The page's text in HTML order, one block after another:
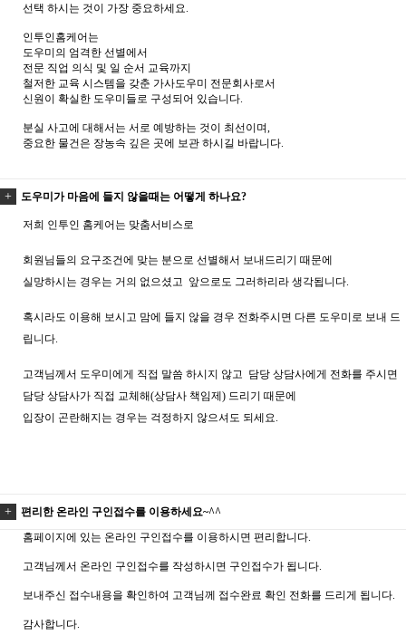
선택 하시는 것이 가장 중요하세요.
인투인홈케어는
도우미의 엄격한 선별에서
전문 직업 의식 및 일 순서 교육까지
철저한 교육 시스템을 갖춘 가사도우미 전문회사로서
신원이 확실한 도우미들로 구성되어 있습니다.
분실 사고에 대해서는 서로 예방하는 것이 최선이며,
중요한 물건은 장농속 깊은 곳에 보관 하시길 바랍니다.
도우미가 마음에 들지 않을때는 어떻게 하나요?
저희 인투인 홈케어 는 맞춤서비스로
회원님들의 요구조건에 맞는 분으로 선별해서 보내드리기 때문에
실망하시는 경우는 거의 없으셨고 앞으로도 그러하리라 생각됩니다.
혹시라도 이용해 보시고 맘에 들지 않을 경우 전화주시면 다른 도우미로 보내 드
립니다.
고객님께서 도우미에게 직접 말씀 하시지 않고 담당 상담사에게 전화를 주시 면
담당 상담사가 직접 교체해(상담사 책임제) 드리기 때문에
입장이 곤란해 지는 경우는 걱정하지 않으셔도 되세요.
편리한 온라인 구인접수를 이용하세요~^^
홈페이지에 있는 온라인 구인접수를 이용하시면 편리합니다.
고객님께서 온라인 구인접수를 작성하시면 구인접수가 됩니다.
보내주신 접수내용을 확인하여 고객님께 접수완료 확인 전화를 드리게 됩니다.
감사합니다.